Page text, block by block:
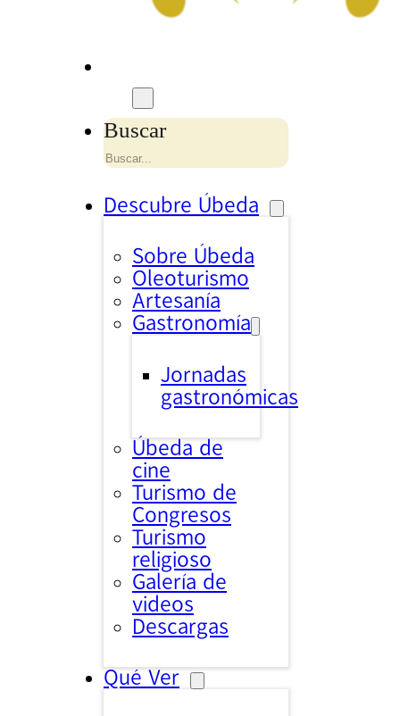
Buscar
Descubre Úbeda
Sobre Úbeda
Oleoturismo
Artesanía
Gastronomía
Jornadas
gastronómicas
Úbeda de
cine
Turismo de
Congresos
Turismo
religioso
Galería de
videos
Descargas
Qué Ver